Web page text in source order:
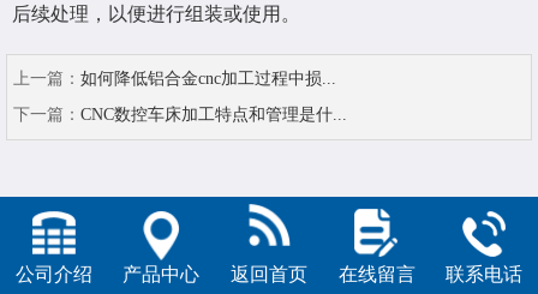
后续处理，以便进行组装或使用。
上一篇： 如何降低铝合金cnc加工过程中损...
下一篇： CNC数控车床加工特点和管理是什...
公司介绍 产品中心 返回首页 在线留言 联系电话